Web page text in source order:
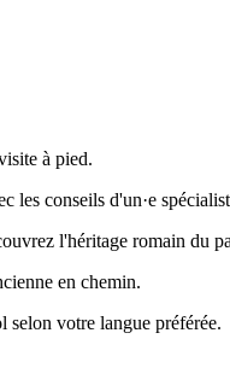
à pied.
les conseils d'un·e
l'héritage romain du
en chemin.
selon votre langue préférée.